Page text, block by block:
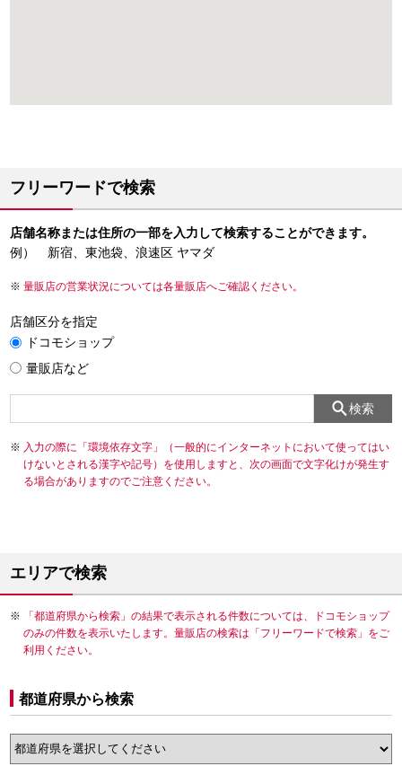
フリーワードで検索
店舗名称または住所の一部を入力して検索することができます。
例） 新宿、東池袋、浪速区 ヤマダ
量販店の営業状況については各量販店へご確認ください。
店舗区分を指定
ドコモショップ
量販店など
検索
入力の際に「環境依存文字」（一般的にインターネットにおいて使ってはい
けないとされる漢字や記号）を使用しますと、次の画面で文字化けが発生す
る場合がありますのでご注意ください。
エリアで検索
「都道府県から検索」の結果で表示される件数については、ドコモショップ
のみの件数を表示いたします。量販店の検索は「フリーワードで検索」をご
利用ください。
都道府県から検索